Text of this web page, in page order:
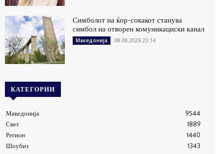
Симболот на ќор-сокакот станува
симбол на отворен комуникациски канал
Македонија 08.08.2026 23:14
КАТЕГОРИИ
Македонија
9544
Свет
1889
Регион
1440
Шоубиз
1343